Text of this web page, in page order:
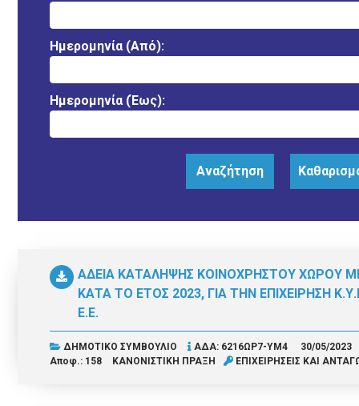
Ημερομηνία (Από):
Ημερομηνία (Έως):
Αναζήτηση
ΑΔΕΙΑ ΚΑΤΑΛΗΨΗΣ ΚΟΙΝΟΧΡΗΣΤΟΥ ΧΩΡΟΥ
ΚΑΤΑ ΤΟ ΕΤΟΣ 2023, ΓΙΑ ΤΗΝ ΕΠΙΧΕΙΡΗΣΗ
Ε.Ε.
ΔΗΜΟΤΙΚΟ ΣΥΜΒΟΥΛΙΟ ΑΔΑ: 6216ΩΡ7-ΥΜ4
30/05/2023
Αποφ.: 158
ΚΑΝΟΝΙΣΤΙΚΗ ΠΡΑΞΗ ΕΠΙΧΕΙΡΗΣΕΙΣ ΚΑΙ